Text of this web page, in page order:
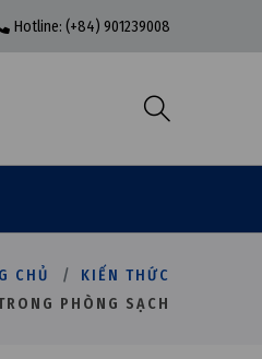
Hotline: (+84) 901239008
CHỦ
KIẾN THỨC
PHÒNG SẠCH